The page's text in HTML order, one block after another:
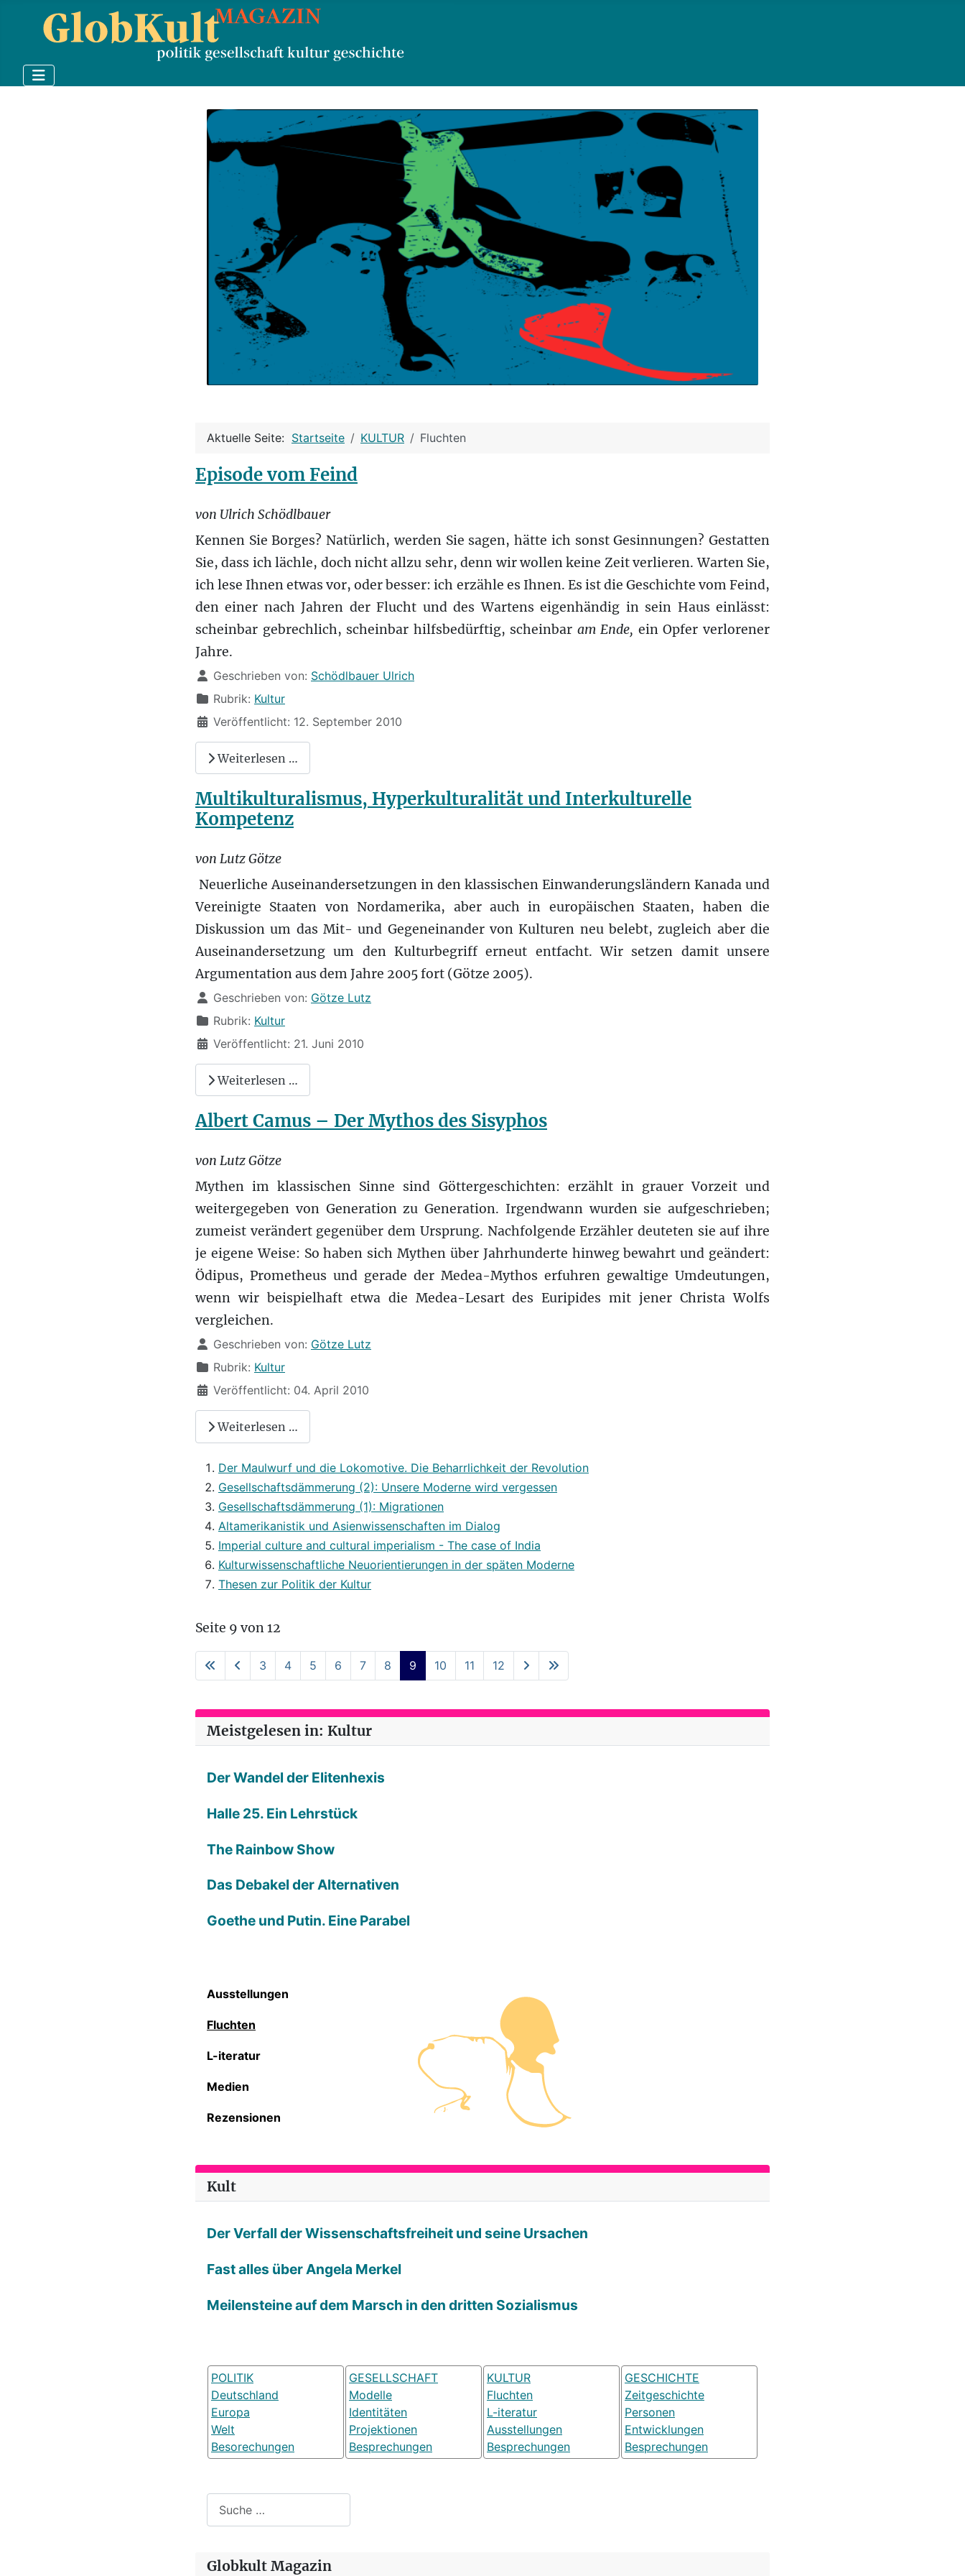
Aktuelle Seite: Startseite KULTUR Fluchten
Episode vom Feind
von Ulrich Schödlbauer
Kennen Sie Borges? Natürlich, werden Sie sagen, hätte ich sonst Gesinnungen? Gestatten
Sie, dass ich lächle, doch nicht allzu sehr, denn wir wollen keine Zeit verlieren. Warten Sie,
ich lese Ihnen etwas vor, oder besser: ich erzähle es Ihnen. Es ist die Geschichte vom Feind,
den einer nach Jahren der Flucht und des Wartens eigenhändig in sein Haus einlässt:
scheinbar gebrechlich, scheinbar hilfsbedürftig, scheinbar am Ende, ein Opfer verlorener
Jahre.
DetailsGeschrieben von: Schödlbauer Ulrich
Rubrik: Kultur
Veröffentlicht: 12. September 2010
Weiterlesen …
Multikulturalismus, Hyperkulturalität und Interkulturelle
Kompetenz
von Lutz Götze
Neuerliche Auseinandersetzungen in den klassischen Einwanderungsländern Kanada und
Vereinigte Staaten von Nordamerika, aber auch in europäischen Staaten, haben die
Diskussion um das Mit- und Gegeneinander von Kulturen neu belebt, zugleich aber die
Auseinandersetzung um den Kulturbegriff erneut entfacht. Wir setzen damit unsere
Argumentation aus dem Jahre 2005 fort (Götze 2005).
DetailsGeschrieben von: Götze Lutz
Rubrik: Kultur
Veröffentlicht: 21. Juni 2010
Weiterlesen …
Albert Camus – Der Mythos des Sisyphos
von Lutz Götze
Mythen im klassischen Sinne sind Göttergeschichten: erzählt in grauer Vorzeit und
weitergegeben von Generation zu Generation. Irgendwann wurden sie aufgeschrieben;
zumeist verändert gegenüber dem Ursprung. Nachfolgende Erzähler deuteten sie auf ihre
je eigene Weise: So haben sich Mythen über Jahrhunderte hinweg bewahrt und geändert:
Ödipus, Prometheus und gerade der Medea-Mythos erfuhren gewaltige Umdeutungen,
wenn wir beispielhaft etwa die Medea-Lesart des Euripides mit jener Christa Wolfs
vergleichen.
DetailsGeschrieben von: Götze Lutz
Rubrik: Kultur
Veröffentlicht: 04. April 2010
Weiterlesen …
Der Maulwurf und die Lokomotive. Die Beharrlichkeit der Revolution
Gesellschaftsdämmerung (2): Unsere Moderne wird vergessen
Gesellschaftsdämmerung (1): Migrationen
Altamerikanistik und Asienwissenschaften im Dialog
Imperial culture and cultural imperialism - The case of India
Kulturwissenschaftliche Neuorientierungen in der späten Moderne
Thesen zur Politik der Kultur
Seite 9 von 12
3 4 5 6 7 8 9 10 11 12
Meistgelesen in: Kultur
Der Wandel der Elitenhexis
Halle 25. Ein Lehrstück
The Rainbow Show
Das Debakel der Alternativen
Goethe und Putin. Eine Parabel
Ausstellungen
Fluchten
L-iteratur
Medien
Rezensionen
Kult
Der Verfall der Wissenschaftsfreiheit und seine Ursachen
Fast alles über Angela Merkel
Meilensteine auf dem Marsch in den dritten Sozialismus
POLITIK
Deutschland
Europa
Welt
Besorechungen
GESELLSCHAFT
Modelle
Identitäten
Projektionen
Besprechungen
KULTUR
Fluchten
L-iteratur
Ausstellungen
Besprechungen
GESCHICHTE
Zeitgeschichte
Personen
Entwicklungen
Besprechungen
Globkult Magazin